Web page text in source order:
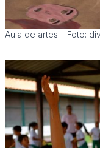
Aula de artes – Foto: